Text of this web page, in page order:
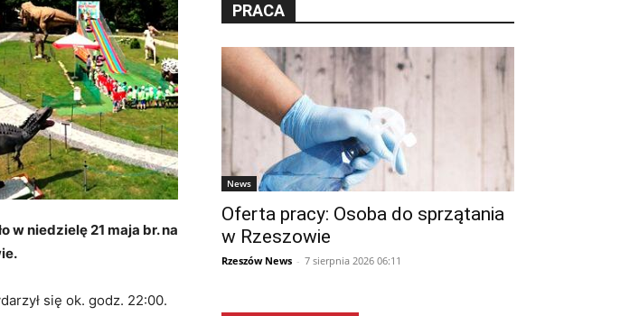
w niedzielę 21 maja br. na
się ok. godz. 22:00.
PRACA
News
Oferta pracy: Osoba do sprzątania
w Rzeszowie
Rzeszów News - 7 sierpnia 2026 06:11